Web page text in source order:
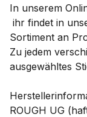
In unserem
ihr findet in
Sortiment an
Zu jedem
ausgewähltes
ROUGH UG